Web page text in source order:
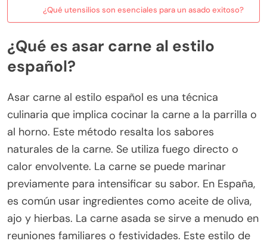
¿Qué utensilios son esenciales para un asado exitoso?
¿Qué es asar carne al estilo
español?
Asar carne al estilo español es una técnica
culinaria que implica cocinar la carne a la parrilla o
al horno. Este método resalta los sabores
naturales de la carne. Se utiliza fuego directo o
calor envolvente. La carne se puede marinar
previamente para intensificar su sabor. En España,
es común usar ingredientes como aceite de oliva,
ajo y hierbas. La carne asada se sirve a menudo en
reuniones familiares o festividades. Este estilo de